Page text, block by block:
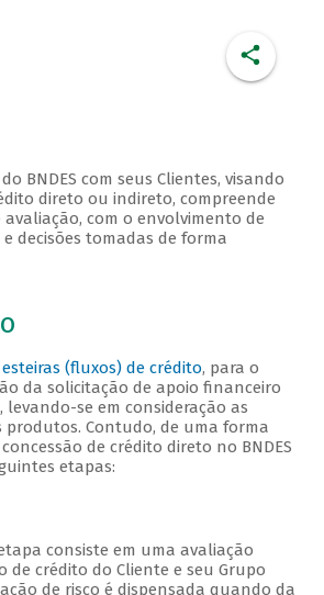
BNDES com seus Clientes, visando
direto ou indireto, compreende
avaliação, com o envolvimento de
decisões tomadas de forma
esteiras (fluxos) de crédito, para o
da solicitação de apoio financeiro
levando-se em consideração as
produtos. Contudo, de uma forma
de crédito direto no BNDES
etapas:
consiste em uma avaliação
de crédito do Cliente e seu Grupo
de risco é dispensada quando da